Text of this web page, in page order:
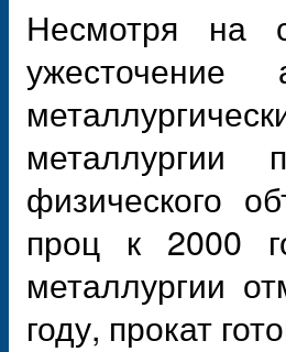
Несмотря на
ужесточение
металлургии
физического
проц к 2000
металлургии
году, прокат